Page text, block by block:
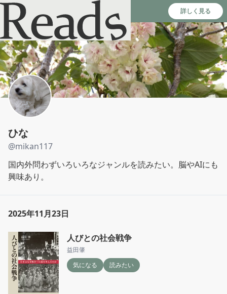
Reads - 読書のSNS＆記録アプリ 詳しく見る
ひな
@mikan117
国内外問わずいろいろなジャンルを読みたい。脳やAIにも
興味あり。
2025年11月23日
人びとの社会戦争
益田肇
気になる
読みたい